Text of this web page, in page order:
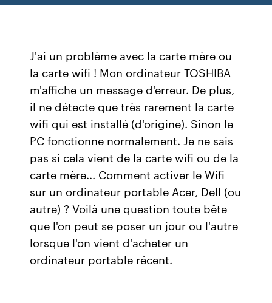
J'ai un problème avec la carte mère ou
la carte wifi ! Mon ordinateur TOSHIBA
m'affiche un message d'erreur. De plus,
il ne détecte que très rarement la carte
wifi qui est installé (d'origine). Sinon le
PC fonctionne normalement. Je ne sais
pas si cela vient de la carte wifi ou de la
carte mère... Comment activer le Wifi
sur un ordinateur portable Acer, Dell (ou
autre) ? Voilà une question toute bête
que l'on peut se poser un jour ou l'autre
lorsque l'on vient d'acheter un
ordinateur portable récent.